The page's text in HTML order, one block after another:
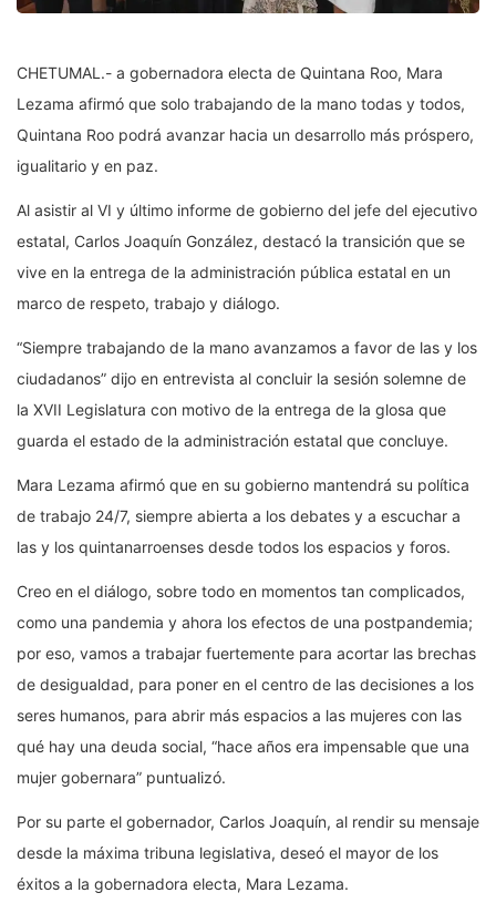
CHETUMAL.- a gobernadora electa de Quintana Roo, Mara
Lezama afirmó que solo trabajando de la mano todas y todos,
Quintana Roo podrá avanzar hacia un desarrollo más próspero,
igualitario y en paz.
Al asistir al VI y último informe de gobierno del jefe del ejecutivo
estatal, Carlos Joaquín González, destacó la transición que se
vive en la entrega de la administración pública estatal en un
marco de respeto, trabajo y diálogo.
“Siempre trabajando de la mano avanzamos a favor de las y los
ciudadanos” dijo en entrevista al concluir la sesión solemne de
la XVII Legislatura con motivo de la entrega de la glosa que
guarda el estado de la administración estatal que concluye.
Mara Lezama afirmó que en su gobierno mantendrá su política
de trabajo 24/7, siempre abierta a los debates y a escuchar a
las y los quintanarroenses desde todos los espacios y foros.
Creo en el diálogo, sobre todo en momentos tan complicados,
como una pandemia y ahora los efectos de una postpandemia;
por eso, vamos a trabajar fuertemente para acortar las brechas
de desigualdad, para poner en el centro de las decisiones a los
seres humanos, para abrir más espacios a las mujeres con las
qué hay una deuda social, “hace años era impensable que una
mujer gobernara” puntualizó.
Por su parte el gobernador, Carlos Joaquín, al rendir su mensaje
desde la máxima tribuna legislativa, deseó el mayor de los
éxitos a la gobernadora electa, Mara Lezama.